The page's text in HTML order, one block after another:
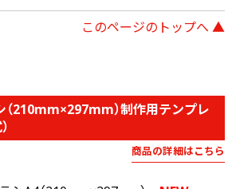
このページのトップへ ▲
210mm×297mm）制作用テンプレ
商品の詳細はこちら